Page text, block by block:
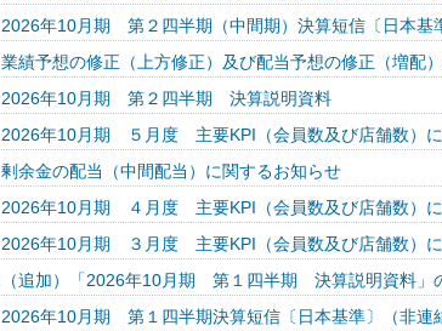
2026年10月期 第２四半期（中間期）決算短信〔日本基
業績予想の修正（上方修正）及び配当予想の修正（増配
2026年10月期 第２四半期 決算説明資料
2026年10月期 ５月度 主要KPI（会員数及び店舗数）
剰余金の配当（中間配当）に関するお知らせ
2026年10月期 ４月度 主要KPI（会員数及び店舗数）
2026年10月期 ３月度 主要KPI（会員数及び店舗数）
（追加）「2026年10月期 第１四半期 決算説明資料」
2026年10月期 第１四半期決算短信〔日本基準〕（非連